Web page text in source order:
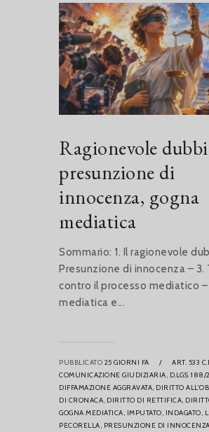
Ragionevole
presunzione di
innocenza, gogna
mediatica
Sommario: 1. Il ragionevole
Presunzione di innocenza – 3.
contro il processo mediatico –
mediatica e...
PUBBLICATO 25 GIORNI FA /
ART. 533
COMUNICAZIONE GIUDIZIARIA, D.LGS. 188/
DIFFAMAZIONE AGGRAVATA, DIRITTO
DI CRONACA, DIRITTO DI RETTIFICA,
GOGNA MEDIATICA, IMPUTATO, INDAGATO,
PECORELLA, PRESUNZIONE DI